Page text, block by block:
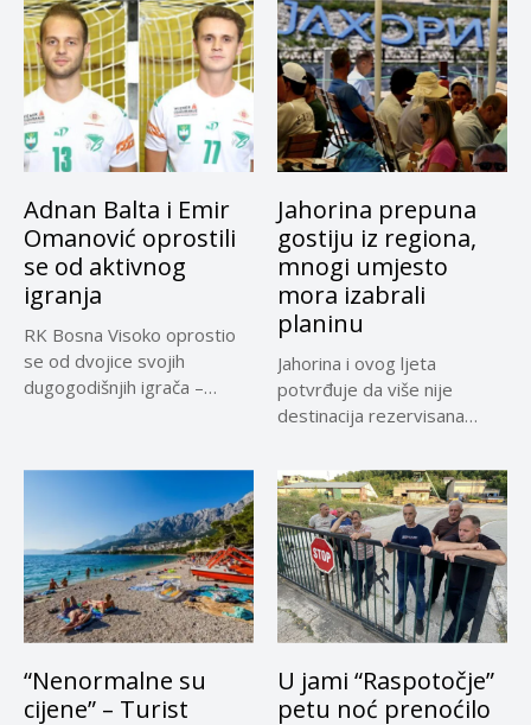
Adnan Balta i Emir
Omanović oprostili
se od aktivnog
igranja
RK Bosna Visoko oprostio
se od dvojice svojih
dugogodišnjih igrača –
Jahorina prepuna
gostiju iz regiona,
mnogi umjesto
mora izabrali
planinu
Jahorina i ovog ljeta
potvrđuje da više nije
destinacija rezervisana
“Nenormalne su
cijene” – Turist
U jami “Raspotočje”
petu noć prenoćilo